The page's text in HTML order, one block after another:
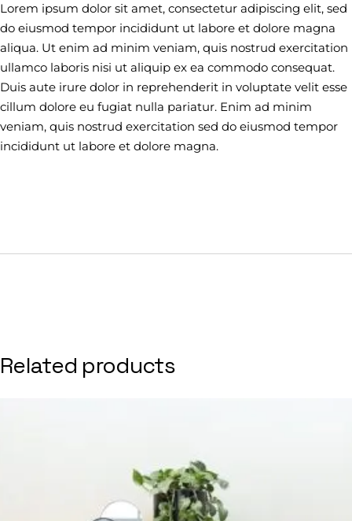
Lorem ipsum dolor sit amet, consectetur adipiscing elit, sed
do eiusmod tempor incididunt ut labore et dolore magna
aliqua. Ut enim ad minim veniam, quis nostrud exercitation
ullamco laboris nisi ut aliquip ex ea commodo consequat.
Duis aute irure dolor in reprehenderit in voluptate velit esse
cillum dolore eu fugiat nulla pariatur. Enim ad minim
veniam, quis nostrud exercitation sed do eiusmod tempor
incididunt ut labore et dolore magna.
Related products